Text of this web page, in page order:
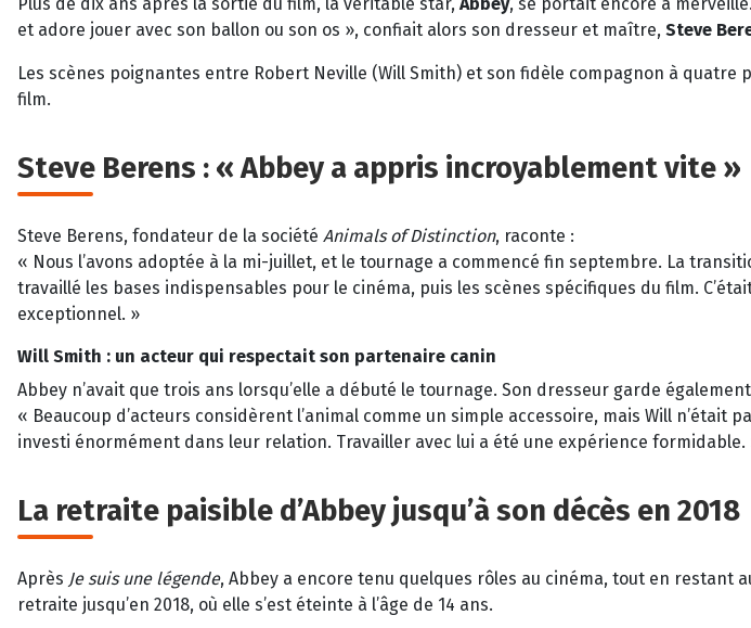
et adore jouer avec son ballon ou son os », confiait alors son dresseur et maître, Steve
Les scènes poignantes entre Robert Neville (Will Smith) et son fidèle compagnon à
film.
Steve Berens : « Abbey a appris incroyablement vite »
Steve Berens, fondateur de la société Animals of Distinction, raconte :
« Nous l’avons adoptée à la mi-juillet, et le tournage a commencé fin septembre. La
travaillé les bases indispensables pour le cinéma, puis les scènes spécifiques du film.
exceptionnel. »
Will Smith : un acteur qui respectait son partenaire canin
Abbey n’avait que trois ans lorsqu’elle a débuté le tournage. Son dresseur garde
« Beaucoup d’acteurs considèrent l’animal comme un simple accessoire, mais Will
investi énormément dans leur relation. Travailler avec lui a été une expérience formidable.
La retraite paisible d’Abbey jusqu’à son décès en 2018
Après Je suis une légende, Abbey a encore tenu quelques rôles au cinéma, tout en restant
retraite jusqu’en 2018, où elle s’est éteinte à l’âge de 14 ans.